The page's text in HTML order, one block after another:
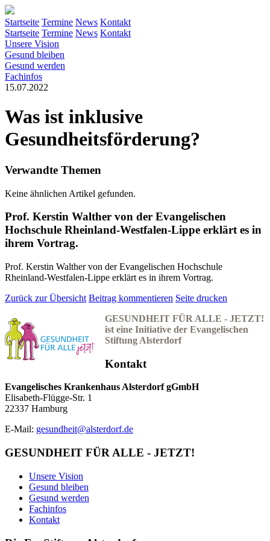
Startseite Termine News Kontakt
Startseite Termine News Kontakt
Unsere Vision
Gesund bleiben
Gesund werden
Fachinfos
15.07.2022
Was ist inklusive
Gesundheitsförderung?
Verwandte Themen
Keine ähnlichen Artikel gefunden.
Prof. Kerstin Walther von der Evangelischen
Hochschule Rheinland-Westfalen-Lippe erklärt es in
ihrem Vortrag.
Prof. Kerstin Walther von der Evangelischen Hochschule
Rheinland-Westfalen-Lippe erklärt es in ihrem Vortrag.
Zurück zur Übersicht Beitrag kommentieren Seite drucken
GESUNDHEIT FÜR ALLE - JETZT!
ist eine Initiative der Evangelischen
Stiftung Alsterdorf
Kontakt
Evangelisches Krankenhaus Alsterdorf gGmbH
Elisabeth-Flügge-Str. 1
22337 Hamburg
E-Mail: gesundheit@alsterdorf.de
GESUNDHEIT FÜR ALLE - JETZT!
Unsere Vision
Gesund bleiben
Gesund werden
Fachinfos
Kontakt